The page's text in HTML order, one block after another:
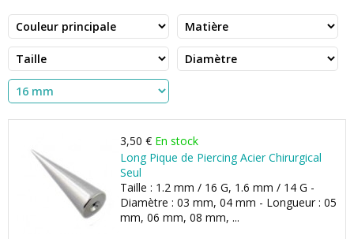
3,50 € En stock
Long Pique de Piercing Acier Chirurgical
Seul
Taille : 1.2 mm / 16 G, 1.6 mm / 14 G -
Diamètre : 03 mm, 04 mm - Longueur : 05
mm, 06 mm, 08 mm, ...